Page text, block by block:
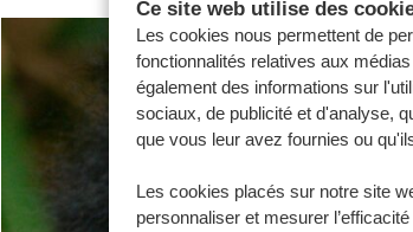
Ce site web utilise des
Les cookies nous permettent de
fonctionnalités relatives aux
également des informations sur
sociaux, de publicité et d'analyse,
que vous leur avez fournies ou
Les cookies placés sur notre site
personnaliser et mesurer